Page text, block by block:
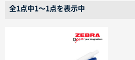
全1点中1〜1点を表示中